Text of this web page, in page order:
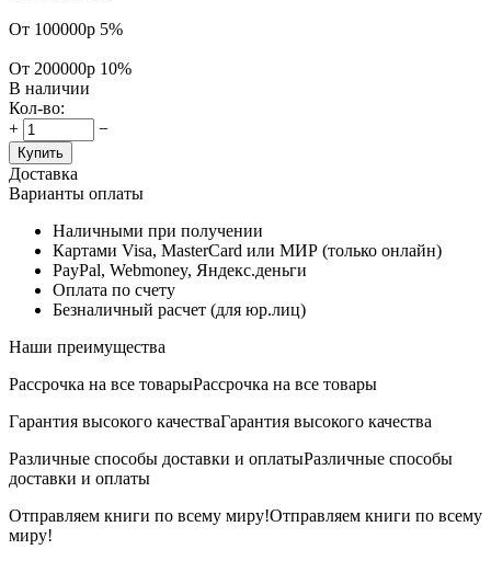
От 100000р 5%
От 200000р 10%
В наличии
Кол-во:
+
−
Купить
Доставка
Варианты оплаты
Наличными при получении
Картами Visa, MasterCard или МИР (только онлайн)
PayPal, Webmoney, Яндекс.деньги
Оплата по счету
Безналичный расчет (для юр.лиц)
Наши преимущества
Рассрочка на все товарыРассрочка на все товары
Гарантия высокого качестваГарантия высокого качества
Различные способы доставки и оплатыРазличные способы
доставки и оплаты
Отправляем книги по всему миру!Отправляем книги по всему
миру!